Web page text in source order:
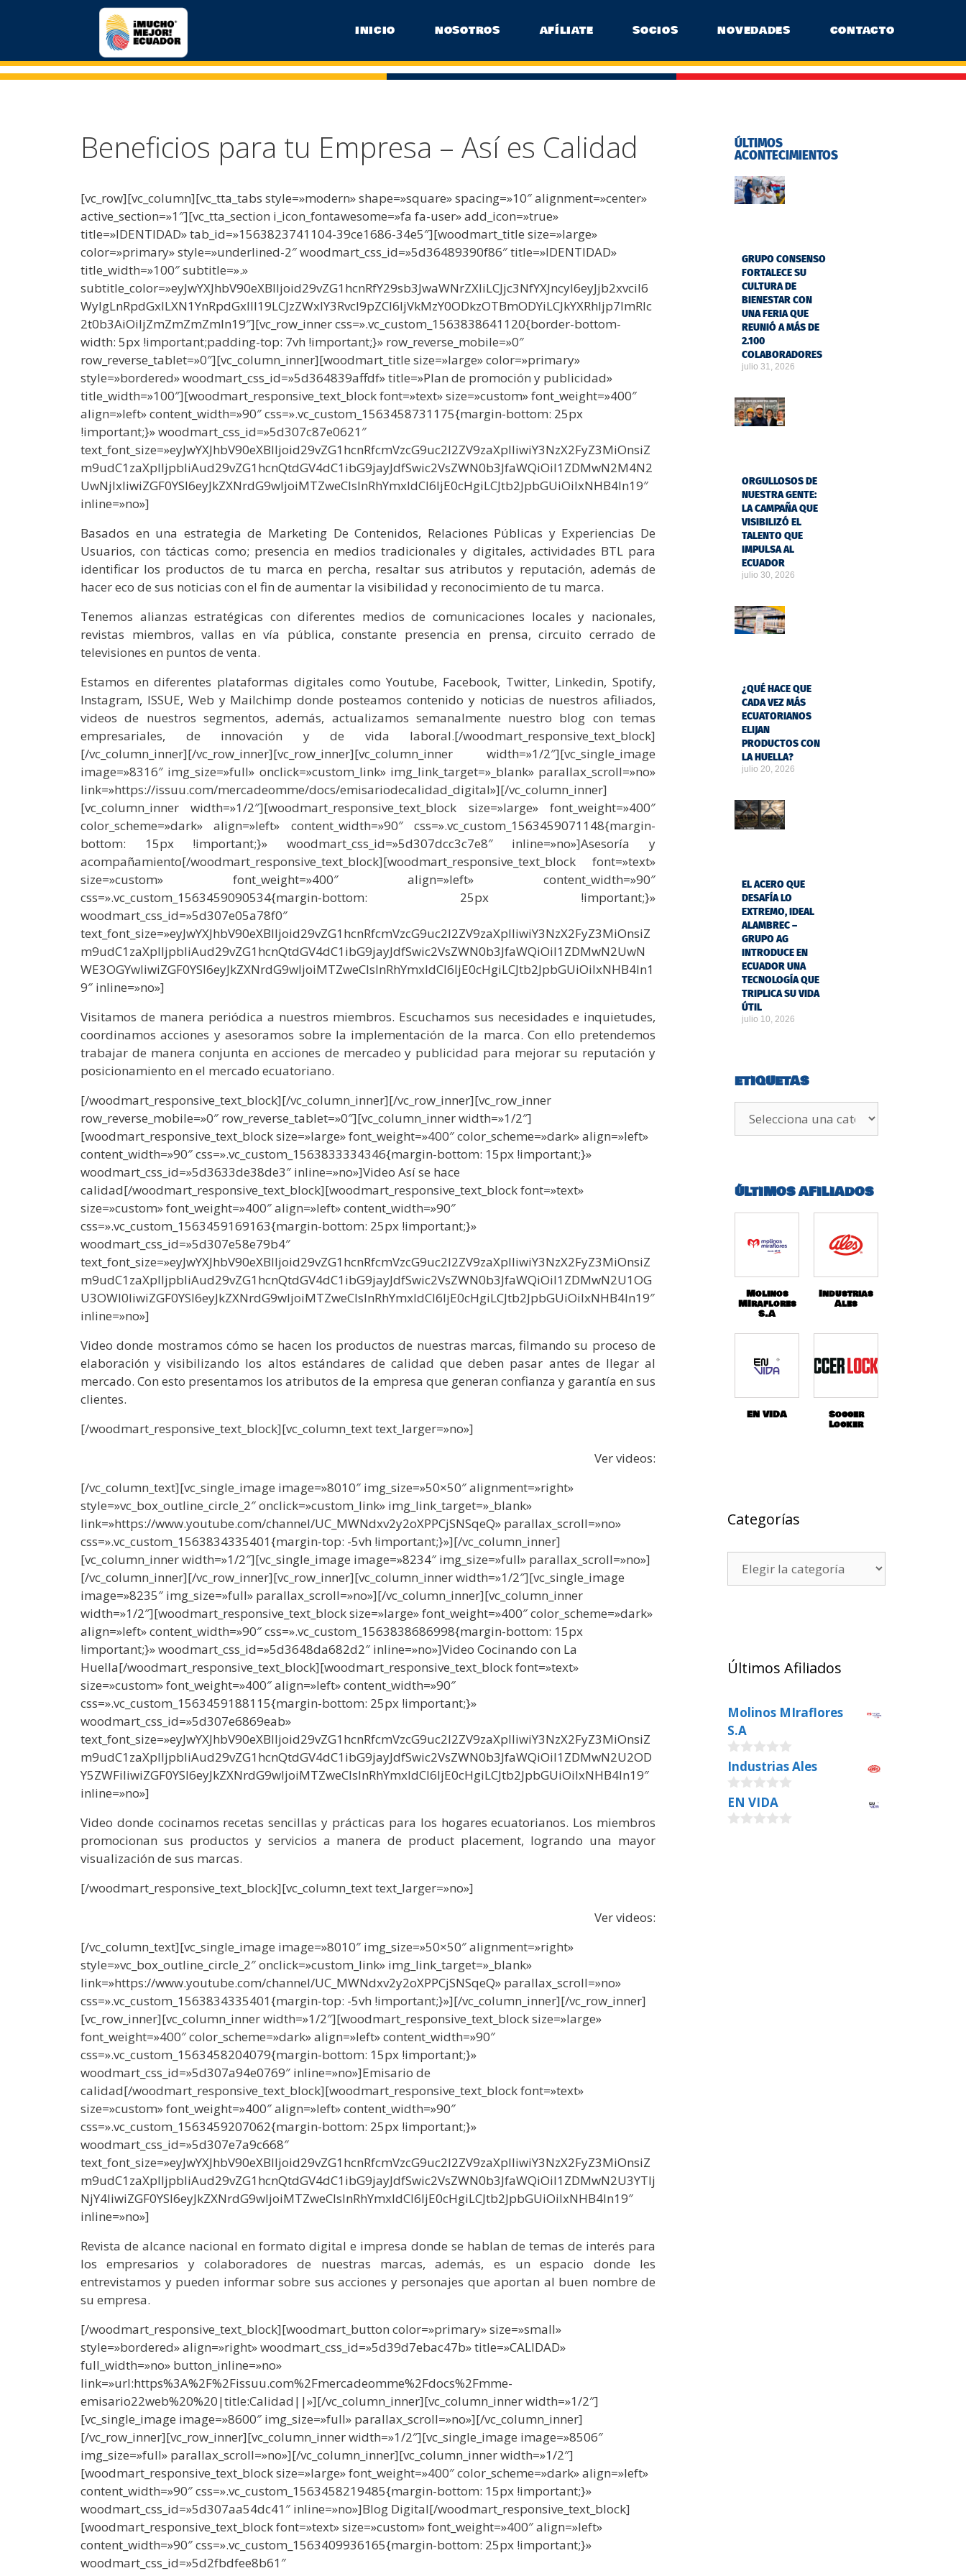
INICIO NOSOTROS AFÍLIATE SOCIOS NOVEDADES CONTACTO
Beneficios para tu Empresa – Así es Calidad
[vc_row][vc_column][vc_tta_tabs style=»modern» shape=»square» spacing=»10″ alignment=»center»
active_section=»1″][vc_tta_section i_icon_fontawesome=»fa fa-user» add_icon=»true»
title=»IDENTIDAD» tab_id=»1563823741104-39ce1686-34e5″][woodmart_title size=»large»
color=»primary» style=»underlined-2″ woodmart_css_id=»5d36489390f86″ title=»IDENTIDAD»
title_width=»100″ subtitle=».»
subtitle_color=»eyJwYXJhbV90eXBlIjoid29vZG1hcnRfY29sb3JwaWNrZXIiLCJjc3NfYXJncyI6eyJjb2xvciI6
WyIgLnRpdGxlLXN1YnRpdGxlIl19LCJzZWxlY3Rvcl9pZCI6IjVkMzY0ODkzOTBmODYiLCJkYXRhIjp7ImRlc
2t0b3AiOiIjZmZmZmZmIn19″][vc_row_inner css=».vc_custom_1563838641120{border-bottom-
width: 5px !important;padding-top: 7vh !important;}» row_reverse_mobile=»0″
row_reverse_tablet=»0″][vc_column_inner][woodmart_title size=»large» color=»primary»
style=»bordered» woodmart_css_id=»5d364839affdf» title=»Plan de promoción y publicidad»
title_width=»100″][woodmart_responsive_text_block font=»text» size=»custom» font_weight=»400″
align=»left» content_width=»90″ css=».vc_custom_1563458731175{margin-bottom: 25px
!important;}» woodmart_css_id=»5d307c87e0621″
text_font_size=»eyJwYXJhbV90eXBlIjoid29vZG1hcnRfcmVzcG9uc2l2ZV9zaXplIiwiY3NzX2FyZ3MiOnsiZ
m9udC1zaXplIjpbIiAud29vZG1hcnQtdGV4dC1ibG9jayJdfSwic2VsZWN0b3JfaWQiOiI1ZDMwN2M4N2
UwNjIxIiwiZGF0YSI6eyJkZXNrdG9wIjoiMTZweCIsInRhYmxldCI6IjE0cHgiLCJtb2JpbGUiOiIxNHB4In19″
inline=»no»]
Basados en una estrategia de Marketing De Contenidos, Relaciones Públicas y Experiencias De
Usuarios, con tácticas como; presencia en medios tradicionales y digitales, actividades BTL para
identificar los productos de tu marca en percha, resaltar sus atributos y reputación, además de
hacer eco de sus noticias con el fin de aumentar la visibilidad y reconocimiento de tu marca.
Tenemos alianzas estratégicas con diferentes medios de comunicaciones locales y nacionales,
revistas miembros, vallas en vía pública, constante presencia en prensa, circuito cerrado de
televisiones en puntos de venta.
Estamos en diferentes plataformas digitales como Youtube, Facebook, Twitter, Linkedin, Spotify,
Instagram, ISSUE, Web y Mailchimp donde posteamos contenido y noticias de nuestros afiliados,
videos de nuestros segmentos, además, actualizamos semanalmente nuestro blog con temas
empresariales, de innovación y de vida laboral.[/woodmart_responsive_text_block]
[/vc_column_inner][/vc_row_inner][vc_row_inner][vc_column_inner width=»1/2″][vc_single_image
image=»8316″ img_size=»full» onclick=»custom_link» img_link_target=»_blank» parallax_scroll=»no»
link=»https://issuu.com/mercadeomme/docs/emisariodecalidad_digital»][/vc_column_inner]
[vc_column_inner width=»1/2″][woodmart_responsive_text_block size=»large» font_weight=»400″
color_scheme=»dark» align=»left» content_width=»90″ css=».vc_custom_1563459071148{margin-
bottom: 15px !important;}» woodmart_css_id=»5d307dcc3c7e8″ inline=»no»]Asesoría y
acompañamiento[/woodmart_responsive_text_block][woodmart_responsive_text_block font=»text»
size=»custom» font_weight=»400″ align=»left» content_width=»90″
css=».vc_custom_1563459090534{margin-bottom: 25px !important;}»
woodmart_css_id=»5d307e05a78f0″
text_font_size=»eyJwYXJhbV90eXBlIjoid29vZG1hcnRfcmVzcG9uc2l2ZV9zaXplIiwiY3NzX2FyZ3MiOnsiZ
m9udC1zaXplIjpbIiAud29vZG1hcnQtdGV4dC1ibG9jayJdfSwic2VsZWN0b3JfaWQiOiI1ZDMwN2UwN
WE3OGYwIiwiZGF0YSI6eyJkZXNrdG9wIjoiMTZweCIsInRhYmxldCI6IjE0cHgiLCJtb2JpbGUiOiIxNHB4In1
9″ inline=»no»]
Visitamos de manera periódica a nuestros miembros. Escuchamos sus necesidades e inquietudes,
coordinamos acciones y asesoramos sobre la implementación de la marca. Con ello pretendemos
trabajar de manera conjunta en acciones de mercadeo y publicidad para mejorar su reputación y
posicionamiento en el mercado ecuatoriano.
[/woodmart_responsive_text_block][/vc_column_inner][/vc_row_inner][vc_row_inner
row_reverse_mobile=»0″ row_reverse_tablet=»0″][vc_column_inner width=»1/2″]
[woodmart_responsive_text_block size=»large» font_weight=»400″ color_scheme=»dark» align=»left»
content_width=»90″ css=».vc_custom_1563833334346{margin-bottom: 15px !important;}»
woodmart_css_id=»5d3633de38de3″ inline=»no»]Video Así se hace
calidad[/woodmart_responsive_text_block][woodmart_responsive_text_block font=»text»
size=»custom» font_weight=»400″ align=»left» content_width=»90″
css=».vc_custom_1563459169163{margin-bottom: 25px !important;}»
woodmart_css_id=»5d307e58e79b4″
text_font_size=»eyJwYXJhbV90eXBlIjoid29vZG1hcnRfcmVzcG9uc2l2ZV9zaXplIiwiY3NzX2FyZ3MiOnsiZ
m9udC1zaXplIjpbIiAud29vZG1hcnQtdGV4dC1ibG9jayJdfSwic2VsZWN0b3JfaWQiOiI1ZDMwN2U1OG
U3OWI0IiwiZGF0YSI6eyJkZXNrdG9wIjoiMTZweCIsInRhYmxldCI6IjE0cHgiLCJtb2JpbGUiOiIxNHB4In19″
inline=»no»]
Video donde mostramos cómo se hacen los productos de nuestras marcas, filmando su proceso de
elaboración y visibilizando los altos estándares de calidad que deben pasar antes de llegar al
mercado. Con esto presentamos los atributos de la empresa que generan confianza y garantía en sus
clientes.
[/woodmart_responsive_text_block][vc_column_text text_larger=»no»]
Ver videos:
[/vc_column_text][vc_single_image image=»8010″ img_size=»50×50″ alignment=»right»
style=»vc_box_outline_circle_2″ onclick=»custom_link» img_link_target=»_blank»
link=»https://www.youtube.com/channel/UC_MWNdxv2y2oXPPCjSNSqeQ» parallax_scroll=»no»
css=».vc_custom_1563834335401{margin-top: -5vh !important;}»][/vc_column_inner]
[vc_column_inner width=»1/2″][vc_single_image image=»8234″ img_size=»full» parallax_scroll=»no»]
[/vc_column_inner][/vc_row_inner][vc_row_inner][vc_column_inner width=»1/2″][vc_single_image
image=»8235″ img_size=»full» parallax_scroll=»no»][/vc_column_inner][vc_column_inner
width=»1/2″][woodmart_responsive_text_block size=»large» font_weight=»400″ color_scheme=»dark»
align=»left» content_width=»90″ css=».vc_custom_1563838686998{margin-bottom: 15px
!important;}» woodmart_css_id=»5d3648da682d2″ inline=»no»]Video Cocinando con La
Huella[/woodmart_responsive_text_block][woodmart_responsive_text_block font=»text»
size=»custom» font_weight=»400″ align=»left» content_width=»90″
css=».vc_custom_1563459188115{margin-bottom: 25px !important;}»
woodmart_css_id=»5d307e6869eab»
text_font_size=»eyJwYXJhbV90eXBlIjoid29vZG1hcnRfcmVzcG9uc2l2ZV9zaXplIiwiY3NzX2FyZ3MiOnsiZ
m9udC1zaXplIjpbIiAud29vZG1hcnQtdGV4dC1ibG9jayJdfSwic2VsZWN0b3JfaWQiOiI1ZDMwN2U2OD
Y5ZWFiIiwiZGF0YSI6eyJkZXNrdG9wIjoiMTZweCIsInRhYmxldCI6IjE0cHgiLCJtb2JpbGUiOiIxNHB4In19″
inline=»no»]
Video donde cocinamos recetas sencillas y prácticas para los hogares ecuatorianos. Los miembros
promocionan sus productos y servicios a manera de product placement, logrando una mayor
visualización de sus marcas.
[/woodmart_responsive_text_block][vc_column_text text_larger=»no»]
Ver videos:
[/vc_column_text][vc_single_image image=»8010″ img_size=»50×50″ alignment=»right»
style=»vc_box_outline_circle_2″ onclick=»custom_link» img_link_target=»_blank»
link=»https://www.youtube.com/channel/UC_MWNdxv2y2oXPPCjSNSqeQ» parallax_scroll=»no»
css=».vc_custom_1563834335401{margin-top: -5vh !important;}»][/vc_column_inner][/vc_row_inner]
[vc_row_inner][vc_column_inner width=»1/2″][woodmart_responsive_text_block size=»large»
font_weight=»400″ color_scheme=»dark» align=»left» content_width=»90″
css=».vc_custom_1563458204079{margin-bottom: 15px !important;}»
woodmart_css_id=»5d307a94e0769″ inline=»no»]Emisario de
calidad[/woodmart_responsive_text_block][woodmart_responsive_text_block font=»text»
size=»custom» font_weight=»400″ align=»left» content_width=»90″
css=».vc_custom_1563459207062{margin-bottom: 25px !important;}»
woodmart_css_id=»5d307e7a9c668″
text_font_size=»eyJwYXJhbV90eXBlIjoid29vZG1hcnRfcmVzcG9uc2l2ZV9zaXplIiwiY3NzX2FyZ3MiOnsiZ
m9udC1zaXplIjpbIiAud29vZG1hcnQtdGV4dC1ibG9jayJdfSwic2VsZWN0b3JfaWQiOiI1ZDMwN2U3YTlj
NjY4IiwiZGF0YSI6eyJkZXNrdG9wIjoiMTZweCIsInRhYmxldCI6IjE0cHgiLCJtb2JpbGUiOiIxNHB4In19″
inline=»no»]
Revista de alcance nacional en formato digital e impresa donde se hablan de temas de interés para
los empresarios y colaboradores de nuestras marcas, además, es un espacio donde les
entrevistamos y pueden informar sobre sus acciones y personajes que aportan al buen nombre de
su empresa.
[/woodmart_responsive_text_block][woodmart_button color=»primary» size=»small»
style=»bordered» align=»right» woodmart_css_id=»5d39d7ebac47b» title=»CALIDAD»
full_width=»no» button_inline=»no»
link=»url:https%3A%2F%2Fissuu.com%2Fmercadeomme%2Fdocs%2Fmme-
emisario22web%20%20|title:Calidad||»][/vc_column_inner][vc_column_inner width=»1/2″]
[vc_single_image image=»8600″ img_size=»full» parallax_scroll=»no»][/vc_column_inner]
[/vc_row_inner][vc_row_inner][vc_column_inner width=»1/2″][vc_single_image image=»8506″
img_size=»full» parallax_scroll=»no»][/vc_column_inner][vc_column_inner width=»1/2″]
[woodmart_responsive_text_block size=»large» font_weight=»400″ color_scheme=»dark» align=»left»
content_width=»90″ css=».vc_custom_1563458219485{margin-bottom: 15px !important;}»
woodmart_css_id=»5d307aa54dc41″ inline=»no»]Blog Digital[/woodmart_responsive_text_block]
[woodmart_responsive_text_block font=»text» size=»custom» font_weight=»400″ align=»left»
content_width=»90″ css=».vc_custom_1563409936165{margin-bottom: 25px !important;}»
woodmart_css_id=»5d2fbdfee8b61″
ÚLTIMOS
ACONTECIMIENTOS
GRUPO CONSENSO
FORTALECE SU
CULTURA DE
BIENESTAR CON
UNA FERIA QUE
REUNIÓ A MÁS DE
2.100
COLABORADORES
julio 31, 2026
ORGULLOSOS DE
NUESTRA GENTE:
LA CAMPAÑA QUE
VISIBILIZÓ EL
TALENTO QUE
IMPULSA AL
ECUADOR
julio 30, 2026
¿QUÉ HACE QUE
CADA VEZ MÁS
ECUATORIANOS
ELIJAN
PRODUCTOS CON
LA HUELLA?
julio 20, 2026
EL ACERO QUE
DESAFÍA LO
EXTREMO, IDEAL
ALAMBREC –
GRUPO AG
INTRODUCE EN
ECUADOR UNA
TECNOLOGÍA QUE
TRIPLICA SU VIDA
ÚTIL
julio 10, 2026
ETIQUETAS
ÚLTIMOS AFILIADOS
Molinos
MIraflores
S.A
Industrias
Ales
EN VIDA Soccer
Locker
Categorías
Últimos Afiliados
Molinos MIraflores
S.A
0
o
u
t
o
f
Industrias Ales
0
o
u
EN VIDA